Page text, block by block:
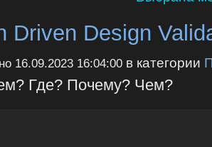
Driven Design
16.09.2023 16:04:00в категории
Где? Почему? Чем?